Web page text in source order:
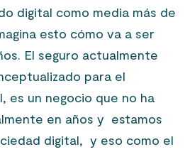
digital como media más de
esto cómo va a ser
El seguro actualmente
para el
es un negocio que no ha
en años y estamos
digital, y eso como el